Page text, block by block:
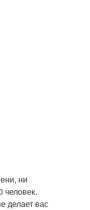
ни
человек.
делает вас